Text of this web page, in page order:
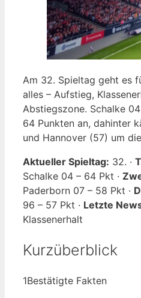
Am 32. Spieltag geht es
alles – Aufstieg,
Abstiegszone. Schalke
64 Punkten an, dahinter
und Hannover (57) um
Aktueller Spieltag: 32. ·
Schalke 04 – 64 Pkt ·
Paderborn 07 – 58 Pkt ·
96 – 57 Pkt · Letzte
Klassenerhalt
Kurzüberblick
1Bestätigte Fakten